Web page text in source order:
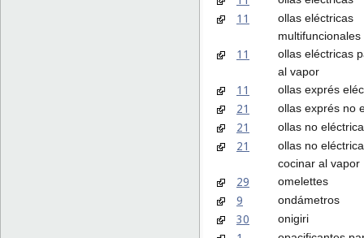
11
ollas eléctricas
multifuncionales
11
ollas eléctricas
al vapor
11 ollas exprés
21 ollas exprés no
21 ollas no
21
ollas no
cocinar al vapor
29 omelettes
9 ondámetros
30 onigiri